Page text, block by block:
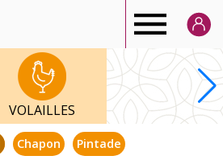
VOLAILLES
Chapon Pintade